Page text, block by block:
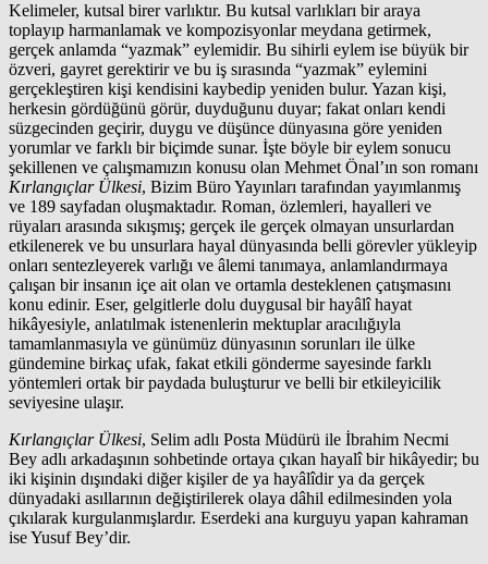
Kelimeler, kutsal birer varlıktır. Bu kutsal varlıkları bir araya
toplayıp harmanlamak ve kompozisyonlar meydana getirmek,
gerçek anlamda “yazmak” eylemidir. Bu sihirli eylem ise büyük bir
özveri, gayret gerektirir ve bu iş sırasında “yazmak” eylemini
gerçekleştiren kişi kendisini kaybedip yeniden bulur. Yazan kişi,
herkesin gördüğünü görür, duyduğunu duyar; fakat onları kendi
süzgecinden geçirir, duygu ve düşünce dünyasına göre yeniden
yorumlar ve farklı bir biçimde sunar. İşte böyle bir eylem sonucu
şekillenen ve çalışmamızın konusu olan Mehmet Önal’ın son romanı
Kırlangıçlar Ülkesi, Bizim Büro Yayınları tarafından yayımlanmış
ve 189 sayfadan oluşmaktadır. Roman, özlemleri, hayalleri ve
rüyaları arasında sıkışmış; gerçek ile gerçek olmayan unsurlardan
etkilenerek ve bu unsurlara hayal dünyasında belli görevler yükleyip
onları sentezleyerek varlığı ve âlemi tanımaya, anlamlandırmaya
çalışan bir insanın içe ait olan ve ortamla desteklenen çatışmasını
konu edinir. Eser, gelgitlerle dolu duygusal bir hayâlî hayat
hikâyesiyle, anlatılmak istenenlerin mektuplar aracılığıyla
tamamlanmasıyla ve günümüz dünyasının sorunları ile ülke
gündemine birkaç ufak, fakat etkili gönderme sayesinde farklı
yöntemleri ortak bir paydada buluşturur ve belli bir etkileyicilik
seviyesine ulaşır.
Kırlangıçlar Ülkesi, Selim adlı Posta Müdürü ile İbrahim Necmi
Bey adlı arkadaşının sohbetinde ortaya çıkan hayalî bir hikâyedir; bu
iki kişinin dışındaki diğer kişiler de ya hayâlîdir ya da gerçek
dünyadaki asıllarının değiştirilerek olaya dâhil edilmesinden yola
çıkılarak kurgulanmışlardır. Eserdeki ana kurguyu yapan kahraman
ise Yusuf Bey’dir.